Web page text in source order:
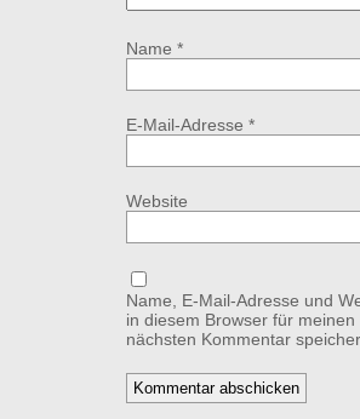
Name *
E-Mail-Adresse *
Website
Name, E-Mail-Adresse und
in diesem Browser für meinen
nächsten Kommentar